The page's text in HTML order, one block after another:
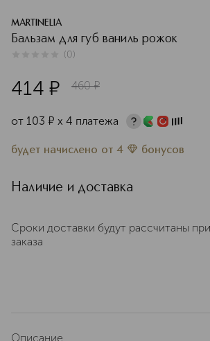
MARTINELIA
Бальзам для губ ваниль рожок
(0)
414 ¤ 460 ¤
от 103 ¤ х 4 платежа
будет начислено от 4 бонусов
Наличие и доставка
Сроки доставки будут рассчитаны
заказа
Описание